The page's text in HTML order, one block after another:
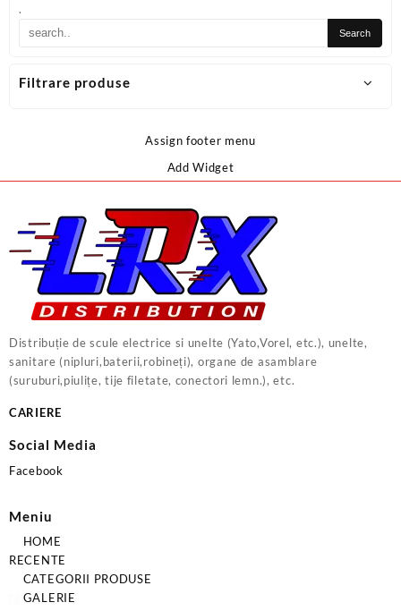
.
Filtrare produse
Assign footer menu
Add Widget
Distribuție de scule electrice si unelte (Yato,Vorel, etc.), unelte,
sanitare (nipluri,baterii,robineți), organe de asamblare
(suruburi,piulițe, tije filetate, conectori lemn.), etc.
CARIERE
Social Media
Facebook
Meniu
HOME
RECENTE
CATEGORII PRODUSE
GALERIE